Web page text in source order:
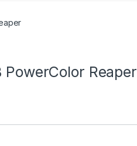
PowerColor Reaper